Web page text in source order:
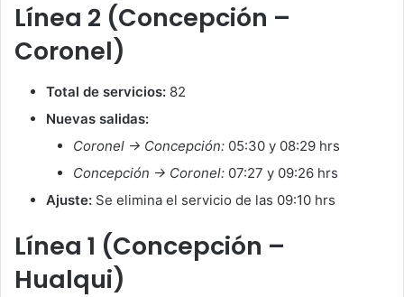
Línea 2 (Concepción –
Coronel)
Total de servicios: 82
Nuevas salidas:
Coronel → Concepción: 05:30 y 08:29 hrs
Concepción → Coronel: 07:27 y 09:26 hrs
Ajuste: Se elimina el servicio de las 09:10 hrs
Línea 1 (Concepción –
Hualqui)